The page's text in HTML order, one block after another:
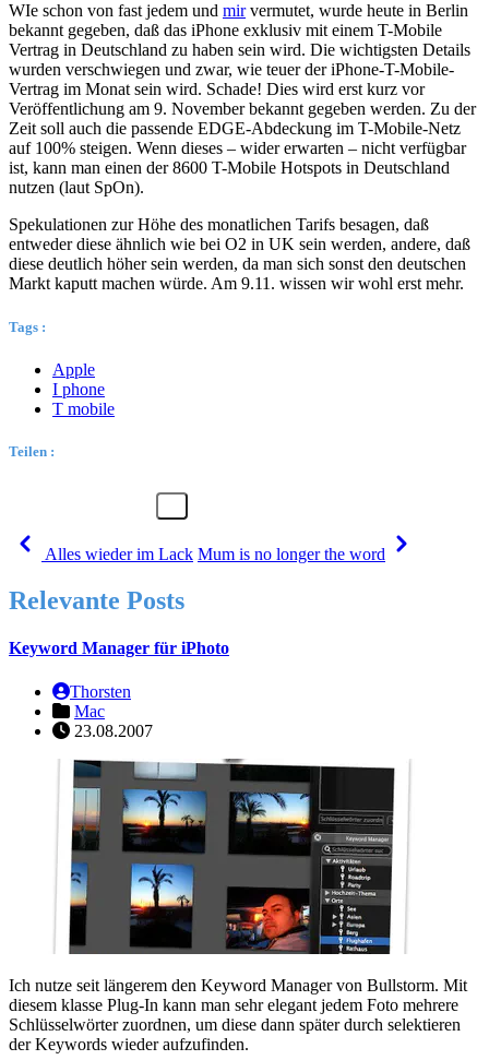
WIe schon von fast jedem und mirvermutet, wurde heute in Berlin
bekannt gegeben, daß das iPhone exklusiv mit einem T-Mobile
Vertrag in Deutschland zu haben sein wird. Die wichtigsten Details
wurden verschwiegen und zwar, wie teuer der iPhone-T-Mobile-
Vertrag im Monat sein wird. Schade! Dies wird erst kurz vor
Veröffentlichung am 9. November bekannt gegeben werden. Zu der
Zeit soll auch die passende EDGE-Abdeckung im T-Mobile-Netz
auf 100% steigen. Wenn dieses – wider erwarten – nicht verfügbar
ist, kann man einen der 8600 T-Mobile Hotspots in Deutschland
nutzen (laut SpOn).
Spekulationen zur Höhe des monatlichen Tarifs besagen, daß
entweder diese ähnlich wie bei O2 in UK sein werden, andere, daß
diese deutlich höher sein werden, da man sich sonst den deutschen
Markt kaputt machen würde. Am 9.11. wissen wir wohl erst mehr.
Tags :
Apple
I phone
T mobile
Teilen :
Alles wieder im Lack Mum is no longer the word
Relevante Posts
Keyword Manager für iPhoto
Thorsten
Mac
23.08.2007
Ich nutze seit längerem den Keyword Manager von Bullstorm. Mit
diesem klasse Plug-In kann man sehr elegant jedem Foto mehrere
Schlüsselwörter zuordnen, um diese dann später durch selektieren
der Keywords wieder aufzufinden.